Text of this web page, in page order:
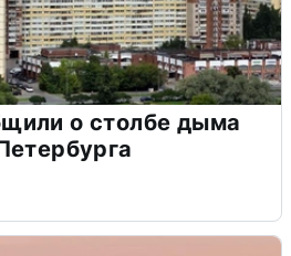
о столбе дыма